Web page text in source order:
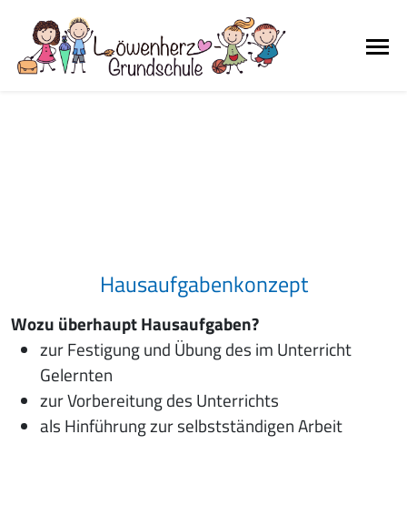
Hausaufgabenkonzept
Wozu überhaupt Hausaufgaben?
zur Festigung und Übung des im Unterricht
Gelernten
zur Vorbereitung des Unterrichts
als Hinführung zur selbstständigen Arbeit